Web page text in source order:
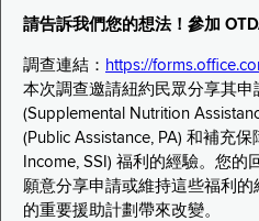
請告訴我們您的想法！參加
調查連結： https://
本次調查邀請紐約民眾分享其
(Supplemental Nutrition
(Public Assistance, PA) 和補充
Income, SSI) 福利的經驗。您
願意分享申請或維持這些福利
的重要援助計劃帶來改變。